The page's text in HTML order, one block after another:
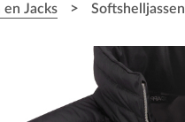
en Jacks > Softshelljassen